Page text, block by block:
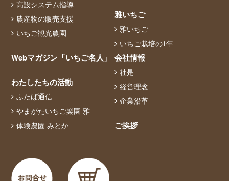
高設システム指導
農産物の販売支援
いちご観光農園
雅いちご
雅いちご
いちご栽培の1年
Webマガジン「いちご名人」
わたしたちの活動
ふたば通信
やまがたいちご楽園 雅
体験農園 みとか
会社情報
社是
経営理念
企業沿革
ご挨拶